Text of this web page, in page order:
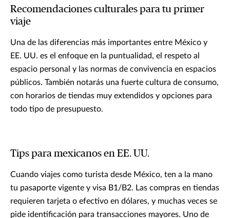
Recomendaciones culturales para tu primer
viaje
Una de las diferencias más importantes entre México y
EE. UU. es el enfoque en la puntualidad, el respeto al
espacio personal y las normas de convivencia en espacios
públicos. También notarás una fuerte cultura de consumo,
con horarios de tiendas muy extendidos y opciones para
todo tipo de presupuesto.
Tips para mexicanos en EE. UU.
Cuando viajes como turista desde México, ten a la mano
tu pasaporte vigente y visa B1/B2. Las compras en tiendas
requieren tarjeta o efectivo en dólares, y muchas veces se
pide identificación para transacciones mayores. Uno de